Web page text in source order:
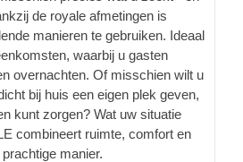
de royale afmetingen is
manieren te gebruiken. Ideaal
waarbij u gasten
overnachten. Of misschien wilt u
bij huis een eigen plek geven,
kunt zorgen? Wat uw situatie
combineert ruimte, comfort en
manier.